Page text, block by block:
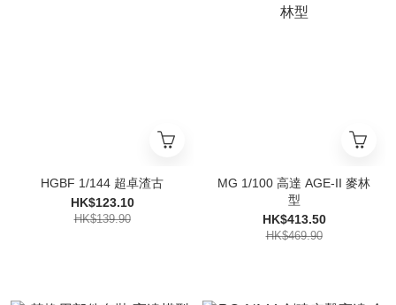
HGBF 1/144 超卓渣古
HK$123.10
HK$139.90
MG 1/100 高達 AGE-II 麥林
型
HK$413.50
HK$469.90